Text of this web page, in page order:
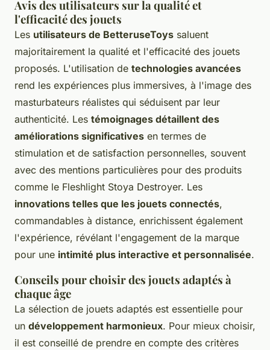
Avis des utilisateurs sur la qualité et
l'efficacité des jouets
Les utilisateurs de BetteruseToys saluent
majoritairement la qualité et l'efficacité des jouets
proposés. L'utilisation de technologies avancées
rend les expériences plus immersives, à l'image des
masturbateurs réalistes qui séduisent par leur
authenticité. Les témoignages détaillent des
améliorations significatives en termes de
stimulation et de satisfaction personnelles, souvent
avec des mentions particulières pour des produits
comme le Fleshlight Stoya Destroyer. Les
innovations telles que les jouets connectés,
commandables à distance, enrichissent également
l'expérience, révélant l'engagement de la marque
pour une intimité plus interactive et personnalisée.
Conseils pour choisir des jouets adaptés à
chaque âge
La sélection de jouets adaptés est essentielle pour
un développement harmonieux. Pour mieux choisir,
il est conseillé de prendre en compte des critères